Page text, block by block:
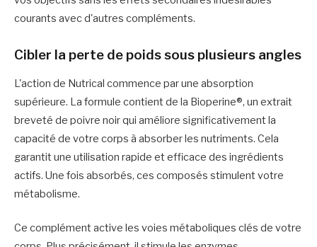
courants avec d'autres compléments.
Cibler la perte de poids sous plusieurs angles
L'action de Nutrical commence par une absorption
supérieure. La formule contient de la Bioperine®, un extrait
breveté de poivre noir qui améliore significativement la
capacité de votre corps à absorber les nutriments. Cela
garantit une utilisation rapide et efficace des ingrédients
actifs. Une fois absorbés, ces composés stimulent votre
métabolisme.
Ce complément active les voies métaboliques clés de votre